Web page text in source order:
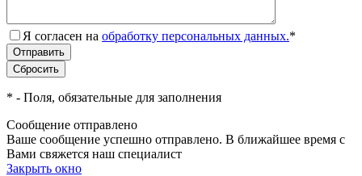
Я согласен на обработку персональных данных.*
* - Поля, обязательные для заполнения
Сообщение отправлено
Ваше сообщение успешно отправлено. В ближайшее время с
Вами свяжется наш специалист
Закрыть окно